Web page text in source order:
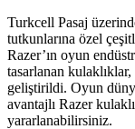
Turkcell Pasaj
tutkunlarına özel
Razer’ın oyun
tasarlanan
geliştirildi. Oyun
avantajlı Razer
yararlanabilirsiniz.